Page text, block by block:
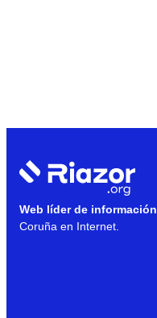
Web líder de información
Coruña en Internet.